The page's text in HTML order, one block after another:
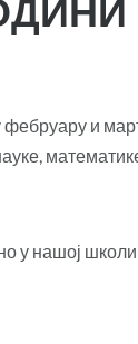
и
у нашој